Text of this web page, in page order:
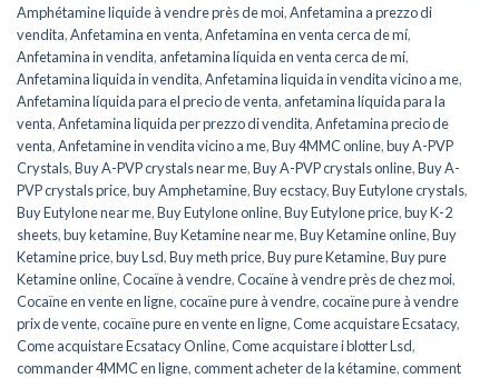
Amphétamine liquide à vendre près de moi,Anfetamina a prezzo di
vendita,Anfetamina en venta,Anfetamina en venta cerca de mí,
Anfetamina in vendita, anfetamina líquida en venta cerca de mí,
Anfetamina liquida in vendita,Anfetamina liquida in vendita vicino a me,
Anfetamina líquida para el precio de venta, anfetamina líquida para la
venta,Anfetamina liquida per prezzo di vendita,Anfetamina precio de
venta,Anfetamine in vendita vicino a me,Buy 4MMC online,buy A-PVP
Crystals,Buy A-PVP crystals near me,Buy A-PVP crystals online,Buy A-
PVP crystals price,buy Amphetamine,Buy ecstacy,Buy Eutylone crystals,
Buy Eutylone near me,Buy Eutylone online,Buy Eutylone price,buy K-2
sheets,buy ketamine,Buy Ketamine near me,Buy Ketamine online,Buy
Ketamine price,buy Lsd,Buy meth price,Buy pure Ketamine,Buy pure
Ketamine online,Cocaïne à vendre,Cocaïne à vendre près de chez moi,
Cocaïne en vente en ligne,cocaïne pure à vendre,cocaïne pure à vendre
prix de vente,cocaïne pure en vente en ligne,Come acquistare Ecsatacy,
Come acquistare Ecsatacy Online,Come acquistare i blotter Lsd,
commander 4MMC en ligne,comment acheter de la kétamine,comment